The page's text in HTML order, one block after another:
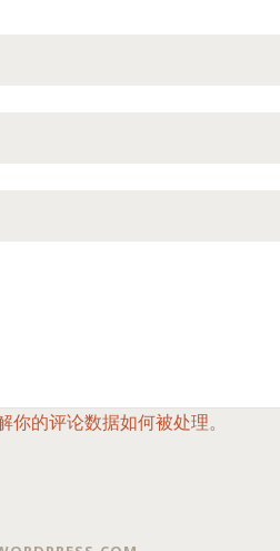
你的评论数据如何被处理。